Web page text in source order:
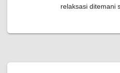
relaksasi ditemani